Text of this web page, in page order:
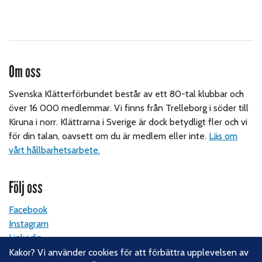
Om oss
Svenska Klätterförbundet består av ett 80-tal klubbar och
över 16 000 medlemmar. Vi finns från Trelleborg i söder till
Kiruna i norr. Klättrarna i Sverige är dock betydligt fler och vi
för din talan, oavsett om du är medlem eller inte. Läs om
vårt hållbarhetsarbete.
Följ oss
Facebook
Instagram
Linkedin
Nyhetsbrev
Kakor? Vi använder cookies för att förbättra upplevelsen av